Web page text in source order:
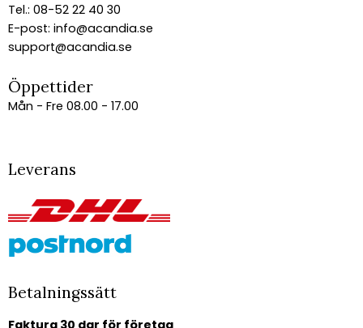
Tel.: 08-52 22 40 30
E-post: info@acandia.se
support@acandia.se
Öppettider
Mån - Fre 08.00 - 17.00
Leverans
Betalningssätt
Faktura 30 dgr för företag